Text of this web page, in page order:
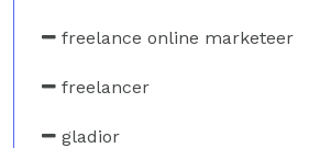
freelance online marketeer
freelancer
gladior